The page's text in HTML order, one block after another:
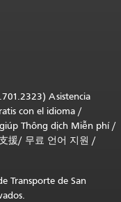
Asistencia
con el idioma /
Thông dịch Miễn phí/
援/ 무료 언어 지원 /
Transporte de San